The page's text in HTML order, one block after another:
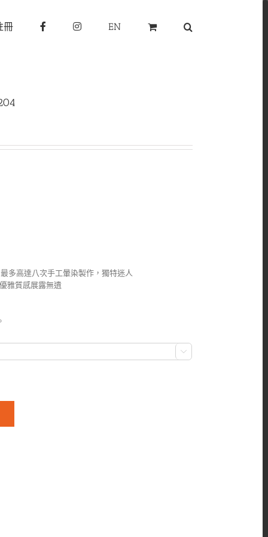
冊 EN
多高達八次手工暈染製作，獨特迷人
雅質感展露無遺
